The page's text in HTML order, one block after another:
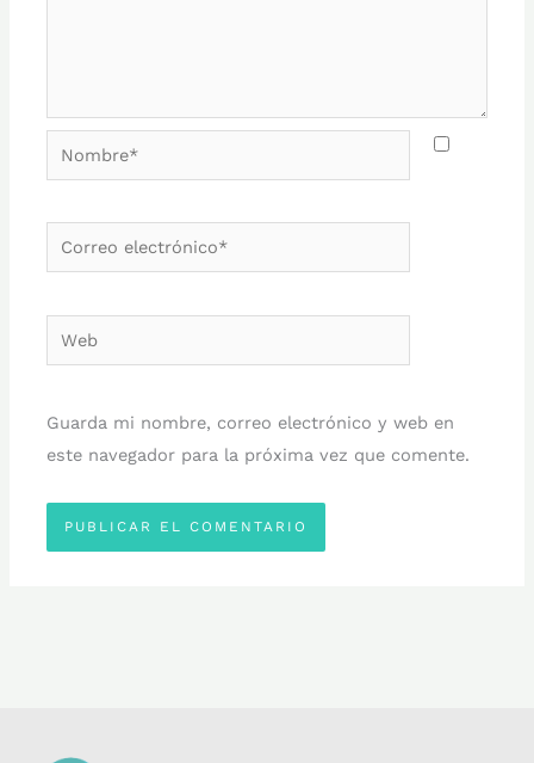
Nombre*
Correo
electrónico*
Web
Guarda mi nombre, correo electrónico y web en
este navegador para la próxima vez que comente.